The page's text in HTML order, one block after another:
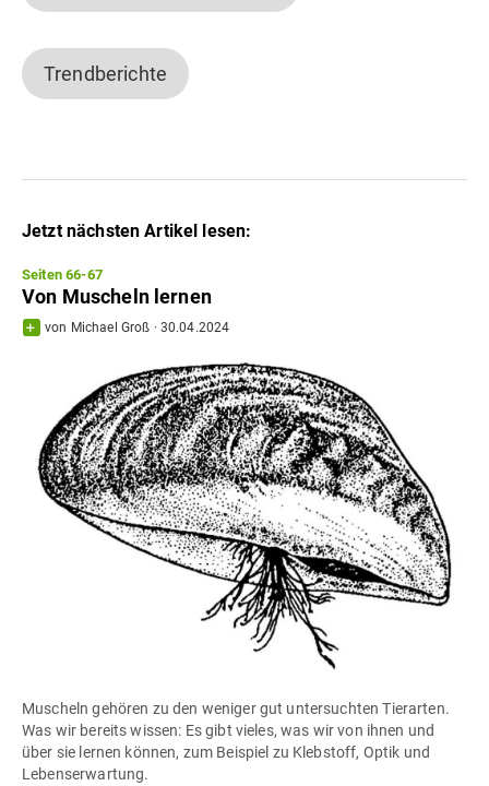
Trendberichte
Jetzt nächsten Artikel lesen:
Seiten 66-67
Von Muscheln lernen
von Michael Groß · 30.04.2024
Muscheln gehören zu den weniger gut untersuchten Tierarten.
Was wir bereits wissen: Es gibt vieles, was wir von ihnen und
über sie lernen können, zum Beispiel zu Klebstoff, Optik und
Lebenserwartung.